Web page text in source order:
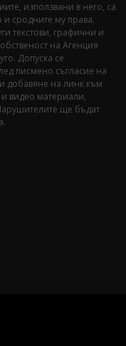
използвани в него, са
и сродните му права.
текстови, графични и
на Агенция
Допуска се
писмено съгласие на
добавяне на линк към
видео материали,
ще бъдат